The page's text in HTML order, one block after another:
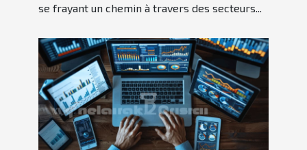
se frayant un chemin à travers des secteurs...